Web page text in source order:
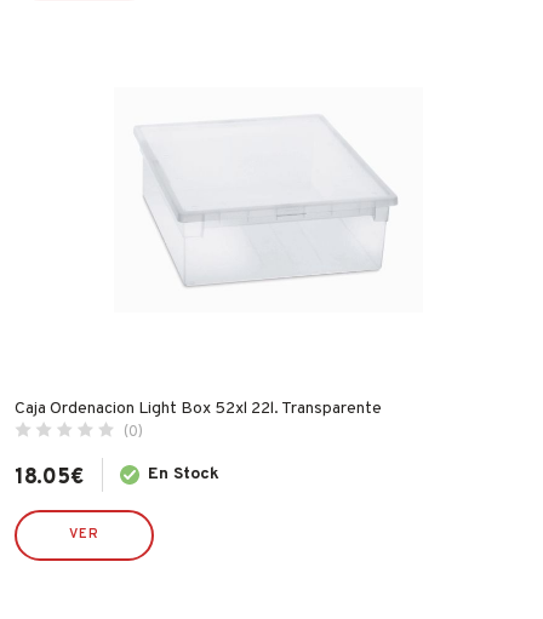
Caja Ordenacion Light Box 52xl 22l. Transparente
(0)
18.05€ En Stock
VER